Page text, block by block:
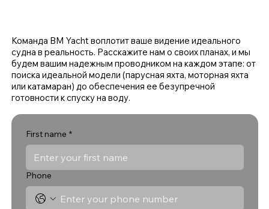
First name *
Phone
Команда BM Yacht воплотит ваше видение идеального
судна в реальность. Расскажите нам о своих планах, и мы
будем вашим надежным проводником на каждом этапе: от
поиска идеальной модели (парусная яхта, моторная яхта
или катамаран) до обеспечения ее безупречной
готовности к спуску на воду.